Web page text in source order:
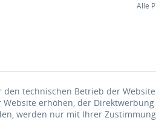
Alle
den technischen Betrieb der
erhöhen, der
werden nur mit Ihrer